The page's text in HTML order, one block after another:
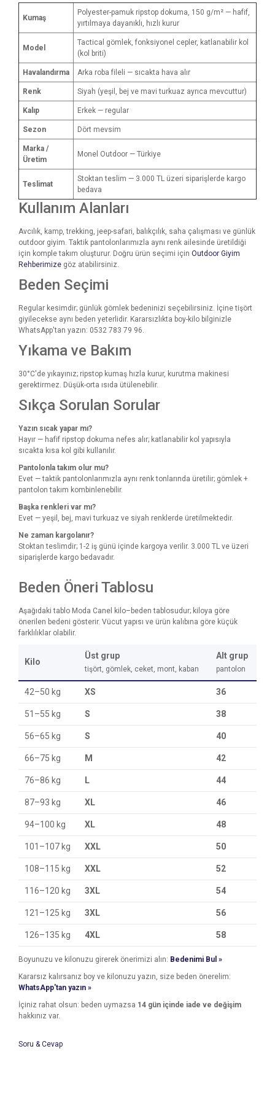
Kumaş
Polyester-pamuk ripstop dokuma, 150 g/m² — hafif,
yırtılmaya dayanıklı, hızlı kurur
Model
Tactical gömlek, fonksiyonel cepler, katlanabilir kol
(kol briti)
Havalandırma Arka roba fileli — sıcakta hava alır
Renk Siyah (yeşil, bej ve mavi turkuaz ayrıca mevcuttur)
Kalıp Erkek — regular
Sezon Dört mevsim
Marka /
Üretim
Monel Outdoor — Türkiye
Teslimat
Stoktan teslim — 3.000 TL üzeri siparişlerde kargo
bedava
Kullanım Alanları
Avcılık, kamp, trekking, jeep-safari, balıkçılık, saha çalışması ve günlük
outdoor giyim. Taktik pantolonlarımızla aynı renk ailesinde üretildiği
için komple takım oluşturur. Doğru ürün seçimi için Outdoor Giyim
Rehberimize göz atabilirsiniz.
Beden Seçimi
Regular kesimdir; günlük gömlek bedeninizi seçebilirsiniz. İçine tişört
giyilecekse aynı beden yeterlidir. Kararsızlıkta boy-kilo bilginizle
WhatsApp'tan yazın: 0532 783 79 96.
Yıkama ve Bakım
30°C'de yıkayınız; ripstop kumaş hızla kurur, kurutma makinesi
gerektirmez. Düşük-orta ısıda ütülenebilir.
Sıkça Sorulan Sorular
Yazın sıcak yapar mı?
Hayır — hafif ripstop dokuma nefes alır; katlanabilir kol yapısıyla
sıcakta kısa kol gibi kullanılır.
Pantolonla takım olur mu?
Evet — taktik pantolonlarımızla aynı renk tonlarında üretilir; gömlek +
pantolon takım kombinlenebilir.
Başka renkleri var mı?
Evet — yeşil, bej, mavi turkuaz ve siyah renklerde üretilmektedir.
Ne zaman kargolanır?
Stoktan teslimdir; 1-2 iş günü içinde kargoya verilir. 3.000 TL ve üzeri
siparişlerde kargo bedavadır.
Beden Öneri Tablosu
Aşağıdaki tablo Moda Canel kilo–beden tablosudur; kiloya göre
önerilen bedeni gösterir. Vücut yapısı ve ürün kalıbına göre küçük
farklılıklar olabilir.
Kilo
Üst grup
tişört, gömlek, ceket, mont, kaban
Alt grup
pantolon
42–50 kg XS 36
51–55 kg S 38
56–65 kg S 40
66–75 kg M 42
76–86 kg L 44
87–93 kg XL 46
94–100 kg XL 48
101–107 kg XXL 50
108–115 kg XXL 52
116–120 kg 3XL 54
121–125 kg 3XL 56
126–135 kg 4XL 58
Boyunuzu ve kilonuzu girerek önerimizi alın: Bedenimi Bul »
Kararsız kalırsanız boy ve kilonuzu yazın, size beden önerelim:
WhatsApp'tan yazın »
İçiniz rahat olsun: beden uymazsa 14 gün içinde iade ve değişim
hakkınız var.
Soru & Cevap